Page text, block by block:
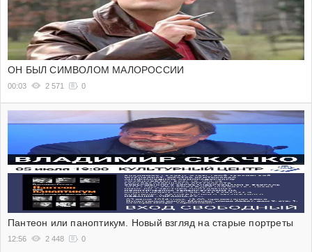
ОН БЫЛ СИМВОЛОМ МАЛОРОССИИ
00:03 2 571 0
Пантеон или паноптикум. Новый взгляд на старые портреты
12:56 2 448 0